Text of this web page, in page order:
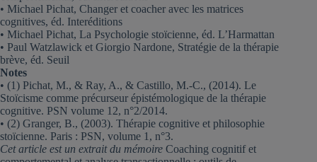
• Michael Pichat, Changer et coacher avec les matrices
cognitives, éd. Interéditions
• Michael Pichat, La Psychologie stoïcienne, éd. L’Harmattan
• Paul Watzlawick et Giorgio Nardone, Stratégie de la thérapie
brève, éd. Seuil
Notes
• (1) Pichat, M., & Ray, A., & Castillo, M.-C., (2014). Le
Stoïcisme comme précurseur épistémologique de la thérapie
cognitive. PSN volume 12, n°2/2014.
• (2) Granger, B., (2003). Thérapie cognitive et philosophie
stoïcienne. Paris : PSN, volume 1, n°3.
Cet article est un extrait du mémoire Coaching cognitif et